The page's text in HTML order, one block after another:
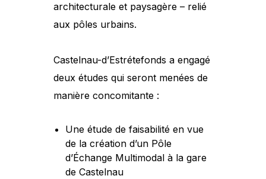
architecturale et paysagère – relié
aux pôles urbains.
Castelnau-d’Estrétefonds a engagé
deux études qui seront menées de
manière concomitante :
Une étude de faisabilité en vue
de la création d’un Pôle
d’Échange Multimodal à la gare
de Castelnau